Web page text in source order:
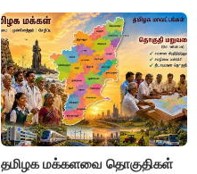
தமிழக மக்களவை தொகுதிகள்